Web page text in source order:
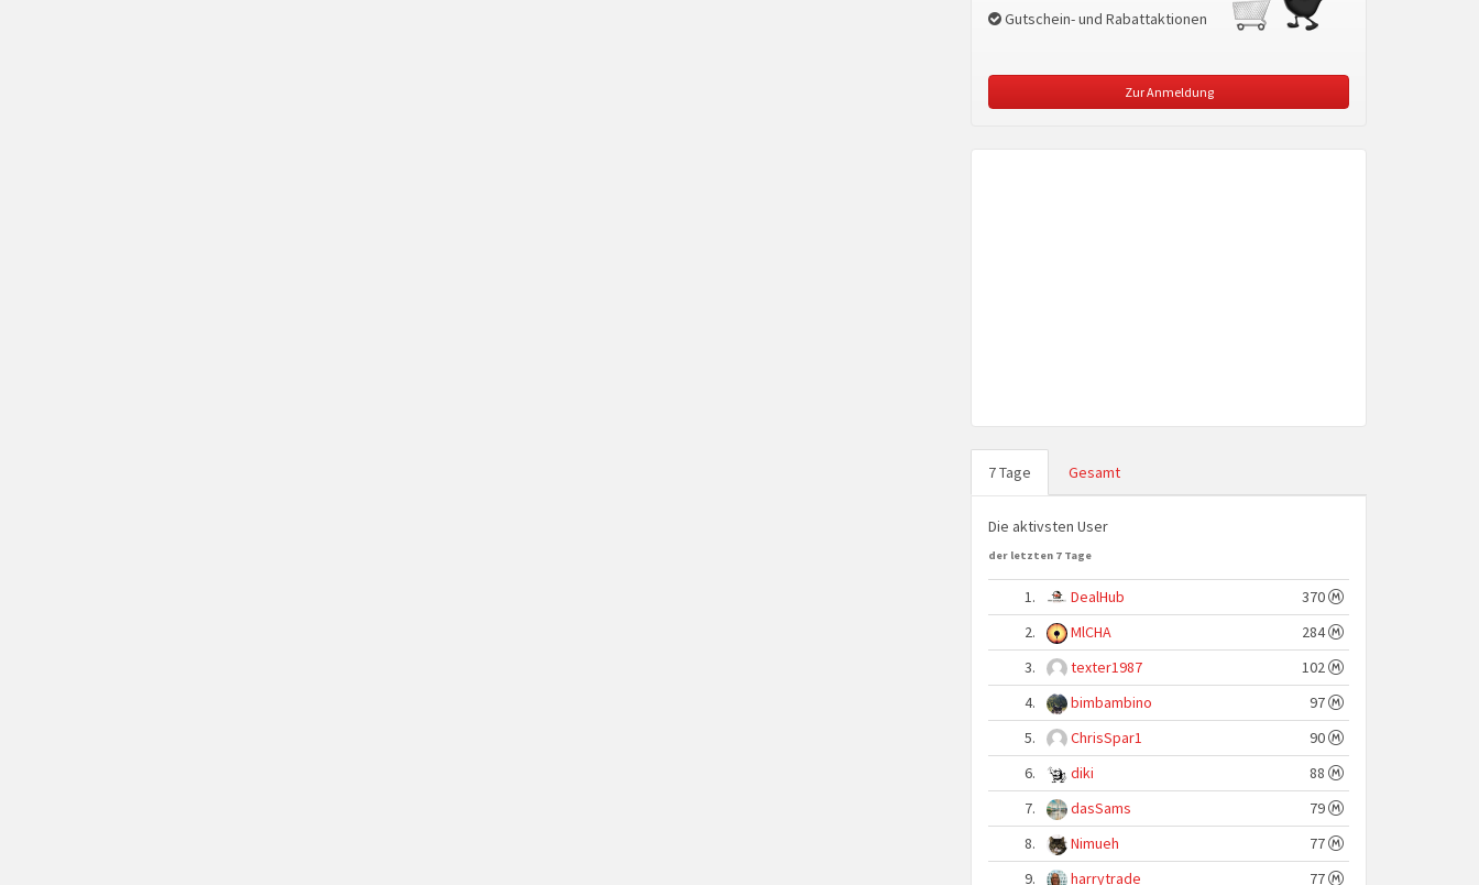
Gutschein- und Rabattaktionen
Zur Anmeldung
7 Tage Gesamt
Die aktivsten User
der letzten 7 Tage
1. DealHub
370
2.
MlCHA
284
3.
texter1987
102
4.
bimbambino
97
5.
ChrisSpar1
90
6.
diki
88
7.
dasSams
79
8.
Nimueh
77
9.
harrytrade 77